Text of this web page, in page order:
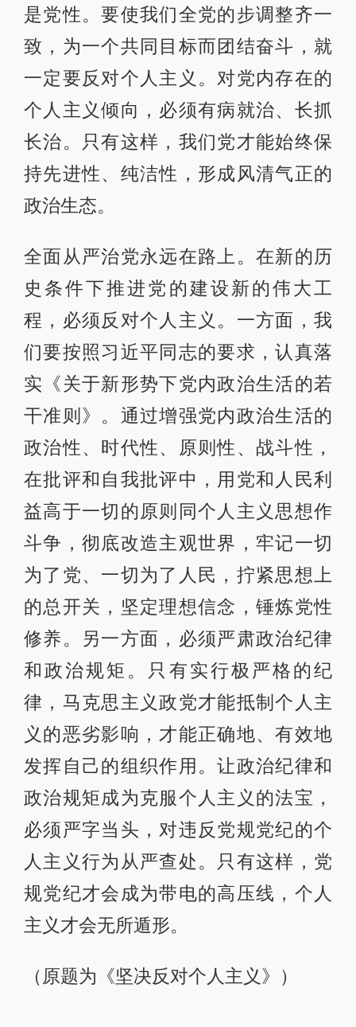
是党性。要使我们全党的步调整齐一
致，为一个共同目标而团结奋斗，就
一定要反对个人主义。对党内存在的
个人主义倾向，必须有病就治、长抓
长治。只有这样，我们党才能始终保
持先进性、纯洁性，形成风清气正的
政治生态。
全面从严治党永远在路上。在新的历
史条件下推进党的建设新的伟大工
程，必须反对个人主义。一方面，我
们要按照习近平同志的要求，认真落
实《关于新形势下党内政治生活的若
干准则》。通过增强党内政治生活的
政治性、时代性、原则性、战斗性，
在批评和自我批评中，用党和人民利
益高于一切的原则同个人主义思想作
斗争，彻底改造主观世界，牢记一切
为了党、一切为了人民，拧紧思想上
的总开关，坚定理想信念，锤炼党性
修养。另一方面，必须严肃政治纪律
和政治规矩。只有实行极严格的纪
律，马克思主义政党才能抵制个人主
义的恶劣影响，才能正确地、有效地
发挥自己的组织作用。让政治纪律和
政治规矩成为克服个人主义的法宝，
必须严字当头，对违反党规党纪的个
人主义行为从严查处。只有这样，党
规党纪才会成为带电的高压线，个人
主义才会无所遁形。
（原题为《坚决反对个人主义》）